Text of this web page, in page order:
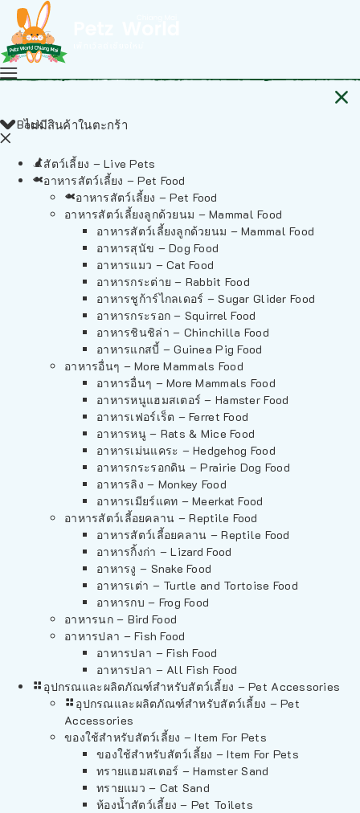
ไม่มีสินค้าในตะกร้า
Back
สัตว์เลี้ยง – Live Pets
อาหารสัตว์เลี้ยง – Pet Food
อาหารสัตว์เลี้ยง – Pet Food
อาหารสัตว์เลี้ยงลูกด้วยนม – Mammal Food
อาหารสัตว์เลี้ยงลูกด้วยนม – Mammal Food
อาหารสุนัข – Dog Food
อาหารแมว – Cat Food
อาหารกระต่าย – Rabbit Food
อาหารชูก้าร์ไกลเดอร์ – Sugar Glider Food
อาหารกระรอก – Squirrel Food
อาหารชินชิล่า – Chinchilla Food
อาหารแกสบี้ – Guinea Pig Food
อาหารอื่นๆ – More Mammals Food
อาหารอื่นๆ – More Mammals Food
อาหารหนูแฮมสเตอร์ – Hamster Food
อาหารเฟอร์เร็ต – Ferret Food
อาหารหนู – Rats & Mice Food
อาหารเม่นแคระ – Hedgehog Food
อาหารกระรอกดิน – Prairie Dog Food
อาหารลิง – Monkey Food
อาหารเมียร์แคท – Meerkat Food
อาหารสัตว์เลี้อยคลาน – Reptile Food
อาหารสัตว์เลี้อยคลาน – Reptile Food
อาหารกิ้งก่า – Lizard Food
อาหารงู – Snake Food
อาหารเต่า – Turtle and Tortoise Food
อาหารกบ – Frog Food
อาหารนก – Bird Food
อาหารปลา – Fish Food
อาหารปลา – Fish Food
อาหารปลา – All Fish Food
อุปกรณและผลิตภัณฑ์สำหรับสัตว์เลี้ยง – Pet Accessories
อุปกรณและผลิตภัณฑ์สำหรับสัตว์เลี้ยง – Pet
Accessories
ของใช้สำหรับสัตว์เลี้ยง – Item For Pets
ของใช้สำหรับสัตว์เลี้ยง – Item For Pets
ทรายแฮมสเตอร์ – Hamster Sand
ทรายแมว – Cat Sand
ห้องน้ำสัตว์เลี้ยง – Pet Toilets